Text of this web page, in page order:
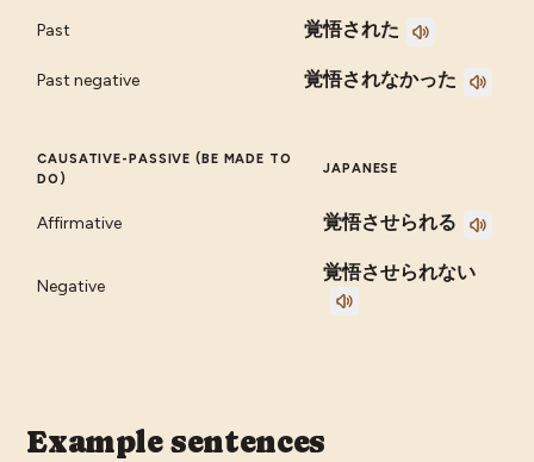
Past 覚悟された
Past negative 覚悟されなかった
CAUSATIVE-PASSIVE (BE MADE TO
DO)
JAPANESE
Affirmative 覚悟させられる
Negative
覚悟させられない
Example sentences